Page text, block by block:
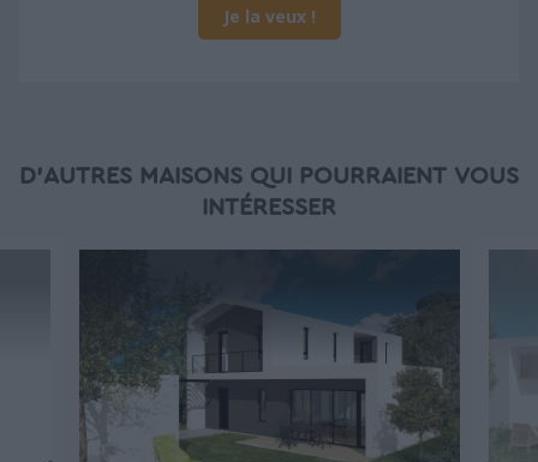
Je la veux !
D'AUTRES MAISONS QUI POURRAIENT VOUS
INTÉRESSER